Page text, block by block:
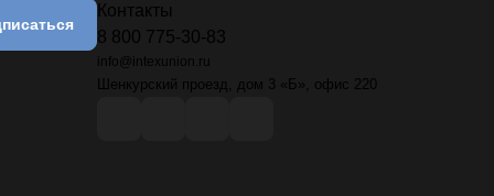
Контакты
8 800 775-30-83
info@intexunion.ru
Шенкурский проезд, дом 3 «Б», офис 220